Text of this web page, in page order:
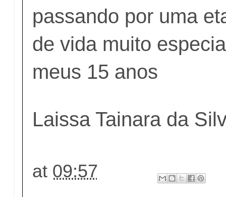
passando por uma
de vida muito
meus 15 anos
Laissa Tainara da
at 09:57